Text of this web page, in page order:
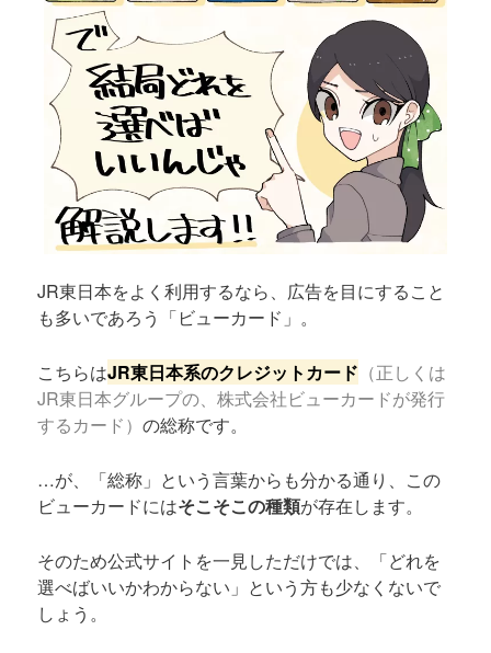
JR東日本をよく利用するなら、広告を目にすること
も多いであろう「ビューカード」。
こちらはJR東日本系のクレジットカード （正しくは
JR東日本グループの、株式会社ビューカードが発行
するカード）の総称です。
…が、「総称」という言葉からも分かる通り、この
ビューカードにはそこそこの種類が存在します。
そのため公式サイトを一見しただけでは、「どれを
選べばいいかわからない」という方も少なくないで
しょう。